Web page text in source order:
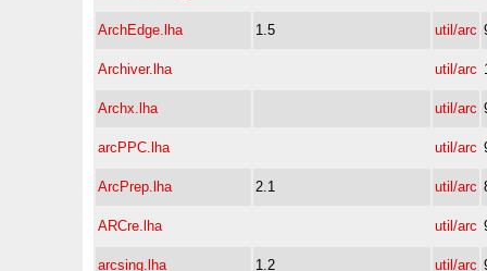
ArchEdge.lha 1.5 util/arc
Archiver.lha util/arc
Archx.lha util/arc
arcPPC.lha util/arc
ArcPrep.lha 2.1 util/arc
ARCre.lha util/arc
arcsing.lha 1.2 util/arc